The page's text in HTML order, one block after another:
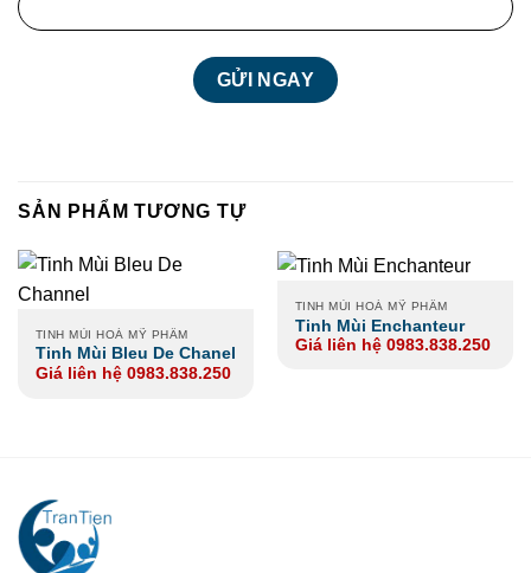
SẢN PHẨM TƯƠNG TỰ
TINH MÙI HOÁ MỸ PHẨM
Tinh Mùi Bleu De Chanel
Giá liên hệ 0983.838.250
TINH MÙI HOÁ MỸ PHẨM
Tinh Mùi Enchanteur
Giá liên hệ 0983.838.250